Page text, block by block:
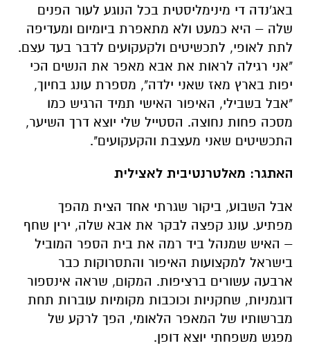
באג'נדה די מינימליסטית בכל הנוגע לעור הפנים
שלה – היא כמעט ולא מתאפרת ביומיום ומעדיפה
לתת לאופי, לתכשיטים ולקעקועים לדבר בעד עצם.
"אני רגילה לראות את אבא מאפר את הנשים הכי
יפות בארץ מאז שאני ילדה", מספרת עונג בחיוך,
"אבל בשבילי, האיפור האישי תמיד הרגיש כמו
מסכה פחות נחוצה. הסטייל שלי יוצא דרך השיער,
התכשיטים שאני מעצבת והקעקועים".
האתגר: מאלטרנטיבית לאצילית
אבל השבוע, ביקור שגרתי אחד הצית מהפך
מפתיע. עונג קפצה לבקר את אבא שלה, ירין שחף
– האיש שמנהל ביד רמה את בית הספר המוביל
בישראל למקצועות האיפור והתסרוקות כבר
ארבעה עשורים ברציפות. המקום, שראה אינספור
דוגמניות, שחקניות וכוכבות מקומיות עוברות תחת
מברשותיו של המאפר הלאומי, הפך לרקע של
מפגש משפחתי יוצא דופן.